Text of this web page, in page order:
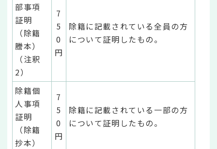
部事項
証明
（除籍
謄本）
（注釈
2）
7
5
0
円
除籍に記載されている全員の方
について証明したもの。
除籍個
人事項
証明
（除籍
抄本）
7
5
0
円
除籍に記載されている一部の方
について証明したもの。